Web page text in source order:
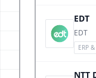
EDT
EDT
ERP
NTT